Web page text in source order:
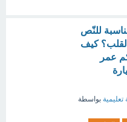
للنّص
كيف
عمر
تعليمية بواسطة